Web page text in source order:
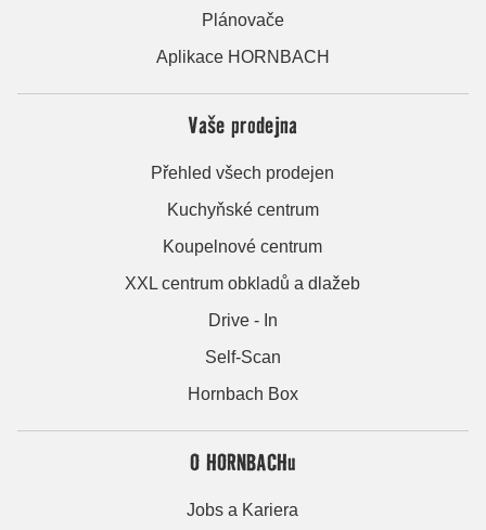
Plánovače
Aplikace HORNBACH
Vaše prodejna
Přehled všech prodejen
Kuchyňské centrum
Koupelnové centrum
XXL centrum obkladů a dlažeb
Drive - In
Self-Scan
Hornbach Box
O HORNBACHu
Jobs a Kariera